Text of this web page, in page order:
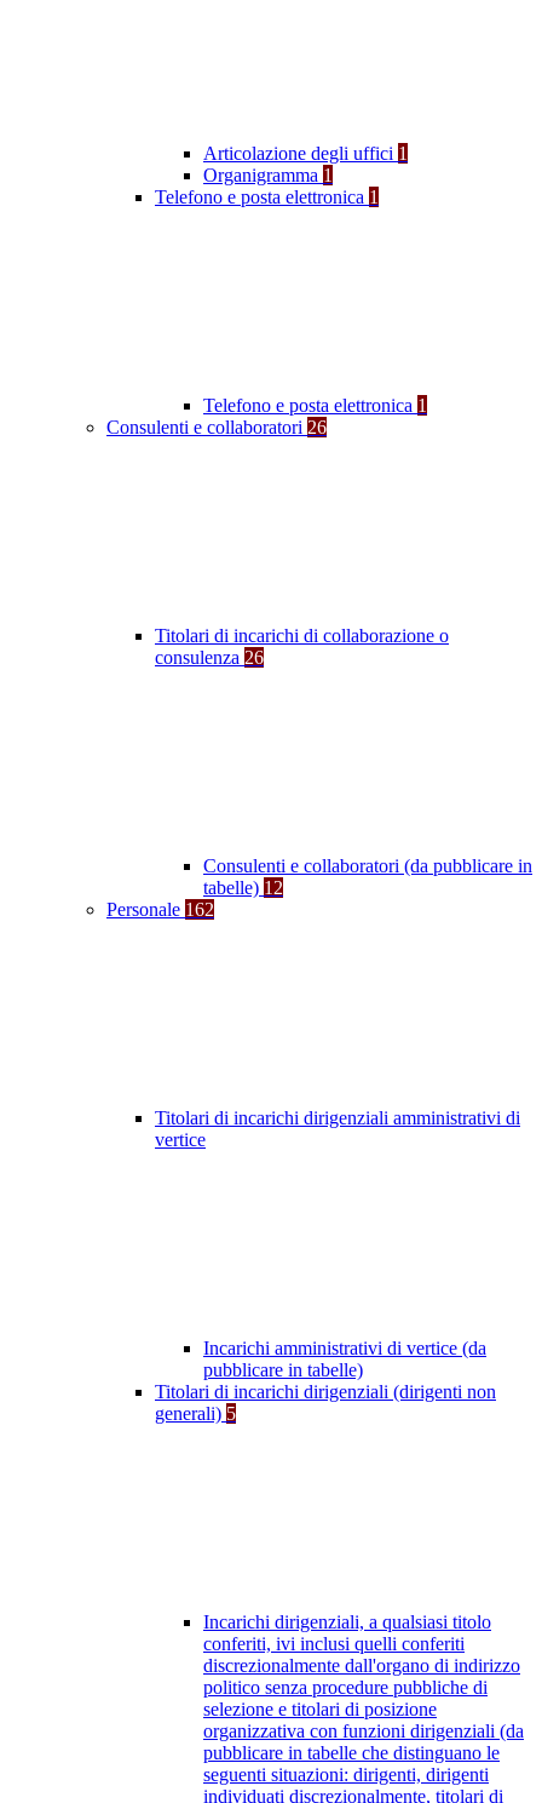
Articolazione degli uffici 1
Organigramma 1
Telefono e posta elettronica 1
Telefono e posta elettronica 1
Consulenti e collaboratori 26
Titolari di incarichi di collaborazione o
consulenza 26
Consulenti e collaboratori (da pubblicare in
tabelle) 12
Personale 162
Titolari di incarichi dirigenziali amministrativi di
vertice
Incarichi amministrativi di vertice (da
pubblicare in tabelle)
Titolari di incarichi dirigenziali (dirigenti non
generali) 5
Incarichi dirigenziali, a qualsiasi titolo
conferiti, ivi inclusi quelli conferiti
discrezionalmente dall'organo di indirizzo
politico senza procedure pubbliche di
selezione e titolari di posizione
organizzativa con funzioni dirigenziali (da
pubblicare in tabelle che distinguano le
seguenti situazioni: dirigenti, dirigenti
individuati discrezionalmente, titolari di